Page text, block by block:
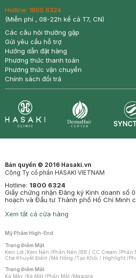
Hotline: 1800 6324
(Miễn phí , 08-22h kể cả T7, CN)
Các câu hỏi thường gặp
Gửi yêu cầu hỗ trợ
Hướng dẫn đặt hàng
Phương thức thanh toán
Phương thức vận chuyển
Chính sách đổi trả
Bản quyền © 2016 Hasaki.vn
Công Ty cổ phần HASAKI VIETNAM
Hotline: 1800 6324
Giấy chứng nhận Đăng ký Kinh doanh số
hoạch và Đầu tư Thành phố Hồ Chí Minh
Xem tất cả cửa hàng
Mỹ Phẩm High-End
Trang Điểm Mặt
Kem Lót /Kem Nền /Phấn Nền /BB / CC Cream /Phấn
Che Khuyết Điểm /Má Hồng /Tạo Khối / Highlight /
Trang Điểm Mắt
Kẻ Mày /Kẻ Mắt /Phấn Mắt /Mascara